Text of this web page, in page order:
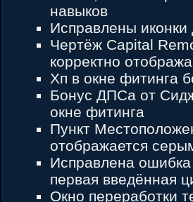
навыков
Исправлены
Чертёж Capital
корректно
Хп в окне фитинга
Бонус ДПСа от
окне фитинга
Пункт
отображается
Исправлена ошибка
первая введённая
Окно переработки